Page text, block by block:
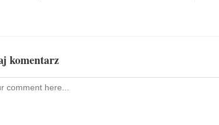
komentarz